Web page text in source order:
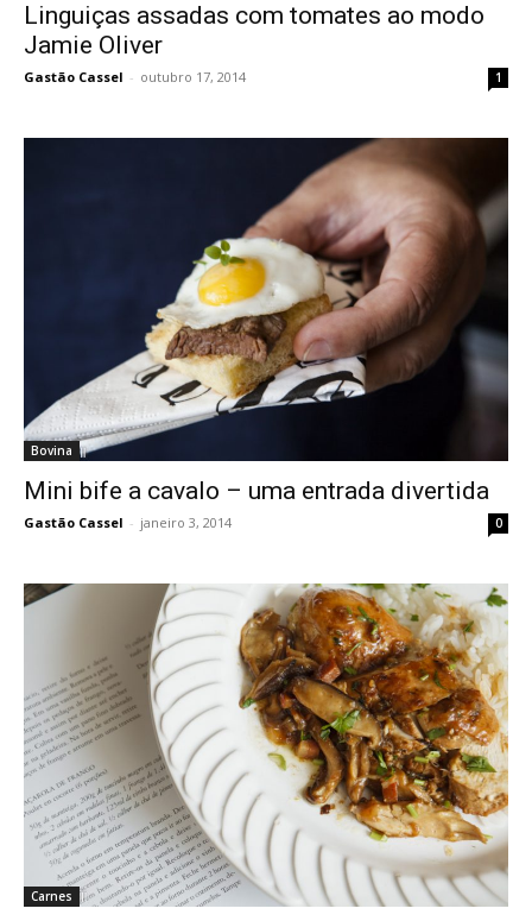
Linguiças assadas com tomates ao modo
Jamie Oliver
Gastão Cassel - outubro 17, 2014 1
Bovina
Mini bife a cavalo – uma entrada divertida
Gastão Cassel - janeiro 3, 2014 0
Carnes